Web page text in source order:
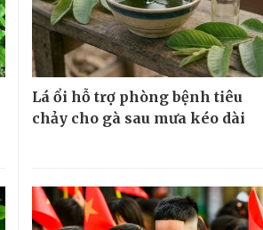
Lá ổi hỗ trợ phòng bệnh tiêu
chảy cho gà sau mưa kéo dài